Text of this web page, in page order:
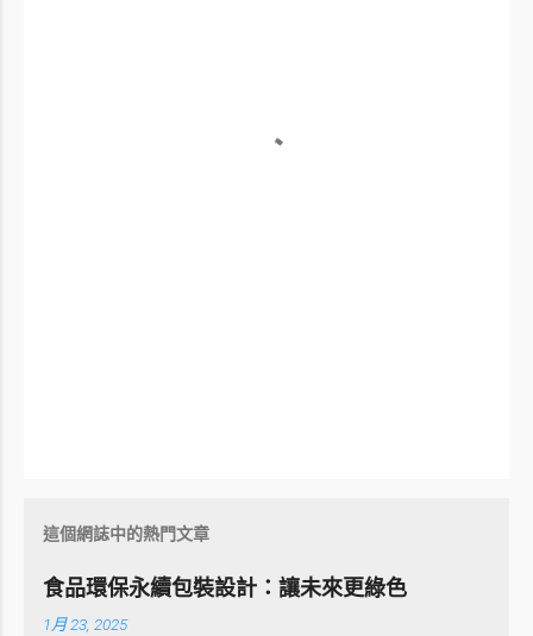
這個網誌中的熱門文章
食品環保永續包裝設計：讓未來更綠色
1月 23, 2025